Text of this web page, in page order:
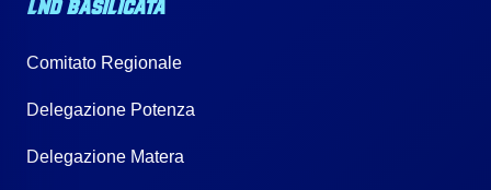
LND BASILICATA
Comitato Regionale
Delegazione Potenza
Delegazione Matera